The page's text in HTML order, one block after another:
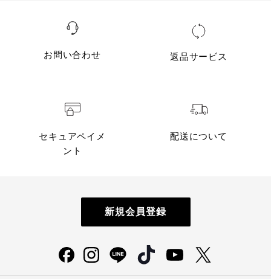
お問い合わせ 返品サービス
セキュアペイメ
ント
配送について
新規会員登録